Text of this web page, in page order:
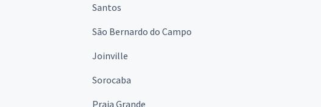
Santos
São Bernardo do Campo
Joinville
Sorocaba
Praia Grande